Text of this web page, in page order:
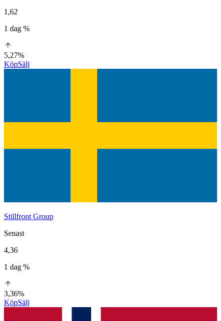
1,62
1 dag %
5,27%
KöpSälj
Stillfront Group
Senast
4,36
1 dag %
3,36%
KöpSälj